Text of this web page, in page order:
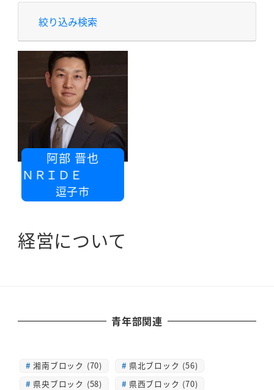
絞り込み検索
阿部 晋也
ＮＲＩＤＥ
逗子市
経営について
青年部関連
湘南ブロック (70)
県北ブロック (56)
県央ブロック (58)
県西ブロック (70)